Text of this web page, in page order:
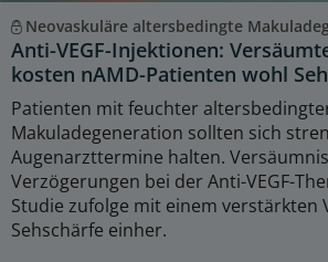
Neovaskuläre altersbedingte
Anti-VEGF-Injektionen:
kosten nAMD-Patienten wohl
Patienten mit feuchter
Makuladegeneration sollten sich
Augenarzttermine halten.
Verzögerungen bei der Anti-VEGF-
Studie zufolge mit einem verstärkten
Sehschärfe einher.